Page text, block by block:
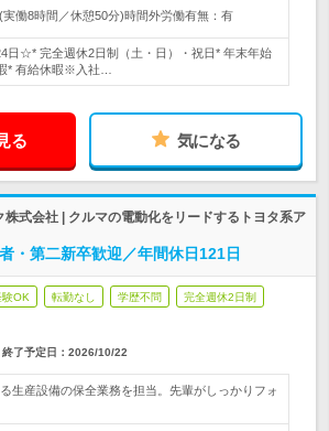
実働8時間／休憩50分)時間外労働有無：有
日☆* 完全週休2日制（土・日）・祝日* 年末年始
* 有給休暇※入社…
る 気になる
株式会社 | クルマの電動化をリードするトヨタ系ア
・第二新卒歓迎／年間休日121日
OK 転勤なし 学歴不問 完全週休2日制
終了予定日： 2026/10/22
生産設備の保全業務を担当。先輩がしっかりフォ